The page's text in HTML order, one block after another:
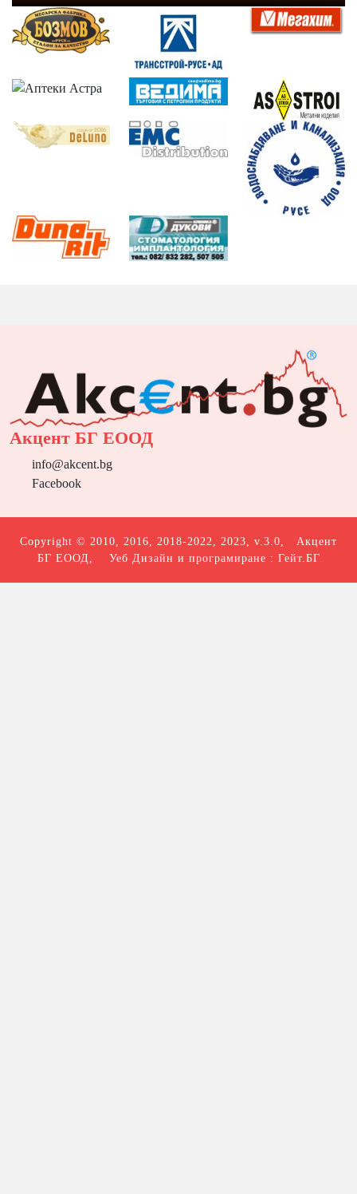
Акцент БГ ЕООД
info@akcent.bg
Facebook
Copyright © 2010, 2016, 2018-2022, 2023, v.3.0, Акцент
БГ ЕООД , Уеб Дизайн и програмиране : Гейт.БГ